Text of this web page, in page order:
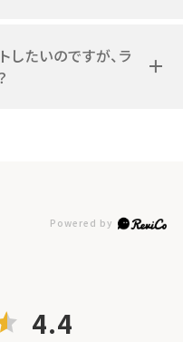
たいのですが、ラ
4.4